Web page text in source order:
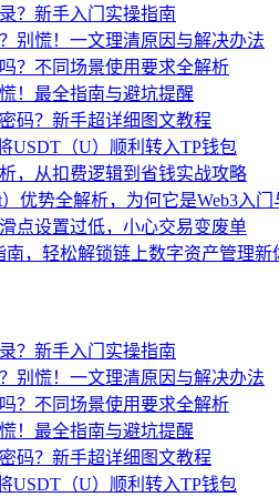
？新手入门实操指南
别慌！一文理清原因与解决办法
？不同场景使用要求全解析
！最全指南与避坑提醒
码？新手超详细图文教程
USDT（U）顺利转入TP钱包
，从扣费逻辑到省钱实战攻略
）优势全解析，为何它是Web3入
点设置过低，小心交易变废单
南，轻松解锁链上数字资产管理新
？新手入门实操指南
别慌！一文理清原因与解决办法
？不同场景使用要求全解析
！最全指南与避坑提醒
码？新手超详细图文教程
USDT（U）顺利转入TP钱包